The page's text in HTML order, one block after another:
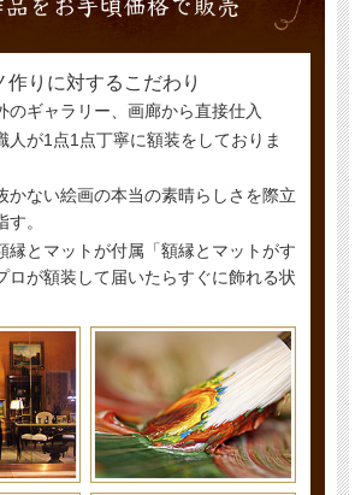
作りに対するこだわり
のギャラリー、画廊から直接仕入
人が1点1点丁寧に額装をしておりま
かない絵画の本当の素晴らしさを際立
。
縁とマットが付属「額縁とマットがす
ロが額装して届いたらすぐに飾れる状